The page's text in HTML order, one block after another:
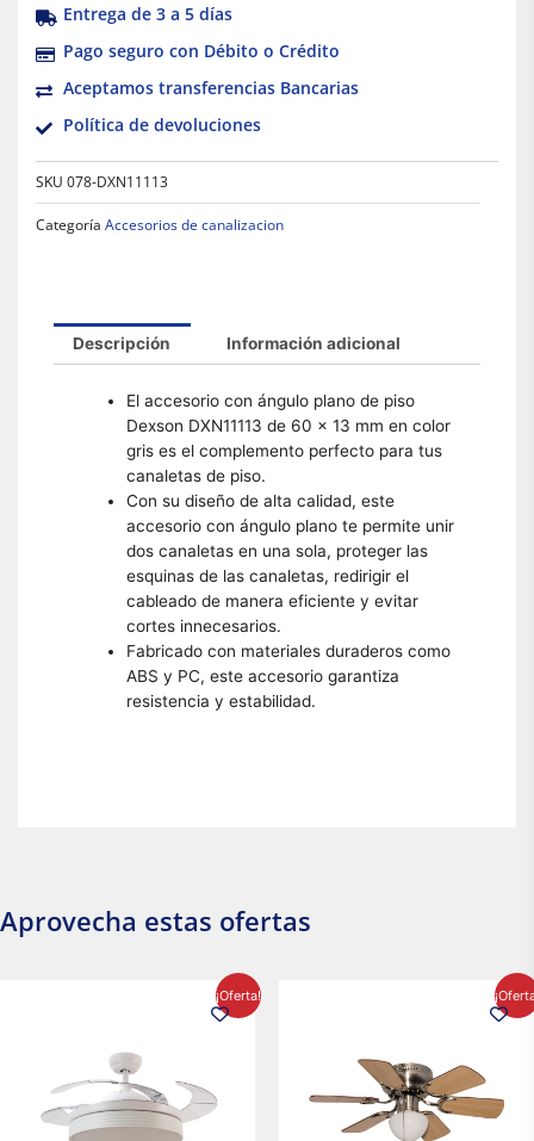
Entrega de 3 a 5 días
Pago seguro con Débito o Crédito
Aceptamos transferencias Bancarias
Política de devoluciones
SKU 078-DXN11113
Categoría Accesorios de canalizacion
Descripción Información adicional
El accesorio con ángulo plano de piso
Dexson DXN11113 de 60 x 13 mm en color
gris es el complemento perfecto para tus
canaletas de piso.
Con su diseño de alta calidad, este
accesorio con ángulo plano te permite unir
dos canaletas en una sola, proteger las
esquinas de las canaletas, redirigir el
cableado de manera eficiente y evitar
cortes innecesarios.
Fabricado con materiales duraderos como
ABS y PC, este accesorio garantiza
resistencia y estabilidad.
Aprovecha estas ofertas
¡Oferta!
$2,986.97.
precio
actual
$1,450.23.
precio
actual